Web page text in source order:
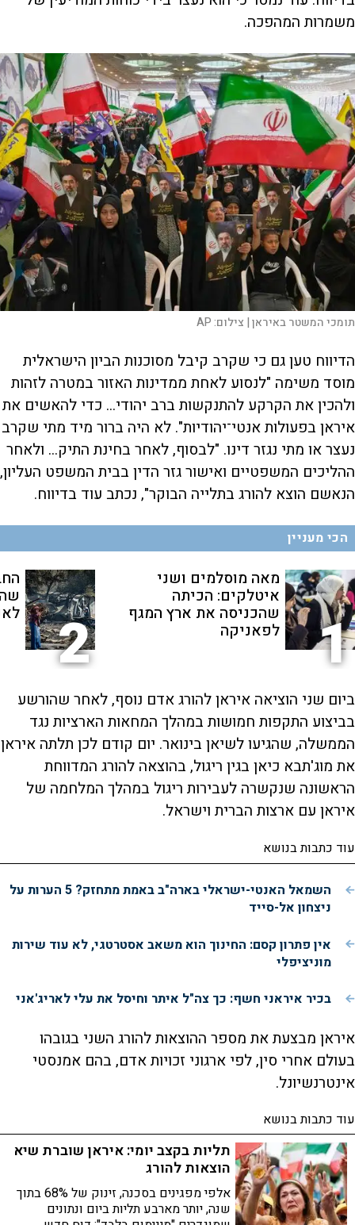
משמרות המהפכה.
תומכי המשטר באיראן | צילום:AP
הדיווח טען גם כי שקרב קיבל מסוכנות הביון הישראלית
מוסד משימה "לנסוע לאחת ממדינות האזור במטרה לזהות
ולהכין את הקרקע להתנקשות ברב יהודי... כדי להאשים את
איראן בפעולות אנטי־יהודיות". לא היה ברור מיד מתי שקרב
נעצר או מתי נגזר דינו. "לבסוף, לאחר בחינת התיק... ולאחר
ההליכים המשפטיים ואישור גזר הדין בבית המשפט העליון,
הנאשם הוצא להורג בתלייה הבוקר", נכתב עוד בדיווח.
הכי מעניין
1
מאה מוסלמים ושני
איטלקים: הכיתה
שהכניסה את ארץ המגף
לפאניקה 2
ביום שני הוציאה איראן להורג אדם נוסף, לאחר שהורשע
בביצוע התקפות חמושות במהלך המחאות הארציות נגד
הממשלה, שהגיעו לשיאן בינואר. יום קודם לכן תלתה איראן
את מוג'תבא כיאן בגין ריגול, בהוצאה להורג המדווחת
הראשונה שנקשרה לעבירות ריגול במהלך המלחמה של
איראן עם ארצות הברית וישראל.
עוד כתבות בנושא
השמאל האנטי-ישראלי בארה"ב באמת מתחזק? 5 הערות על
ניצחון אל-סייד
אין פתרון קסם: החינוך הוא משאב אסטרטגי, לא עוד שירות
מוניציפלי
בכיר איראני חשף: כך צה"ל איתר וחיסל את עלי לאריג'אני
איראן מבצעת את מספר ההוצאות להורג השני בגובהו
בעולם אחרי סין, לפי ארגוני זכויות אדם, בהם אמנסטי
אינטרנשיונל.
עוד כתבות בנושא
תליות בקצב יומי: איראן שוברת שיא
הוצאות להורג
אלפי מפגינים בסכנה, זינוק של 68% בתוך
שנה, יותר מארבע תליות ביום ונתונים